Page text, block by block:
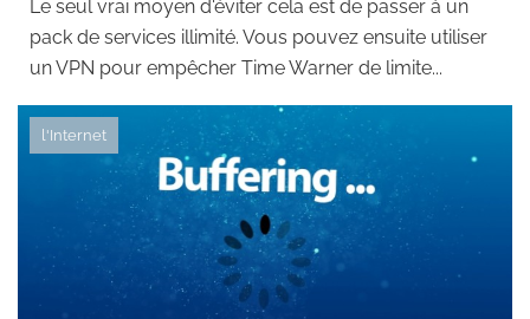
Le seul vrai moyen d'éviter cela est de passer à un
pack de services illimité. Vous pouvez ensuite utiliser
un VPN pour empêcher Time Warner de limite...
l'Internet